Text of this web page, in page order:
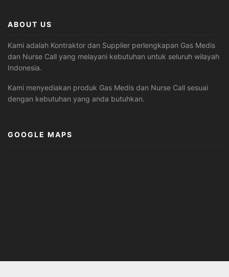
ABOUT US
Kami adalah Kontraktor dan Supplier perlengkapan Gas Medis
dan Nurse Call yang melayani kebutuhan untuk seluruh wilayah
Indonesia.
Kami menyediakan produk Gas Medis dan Nurse Call sesuai
dengan kebutuhan yang anda butuhkan.
GOOGLE MAPS